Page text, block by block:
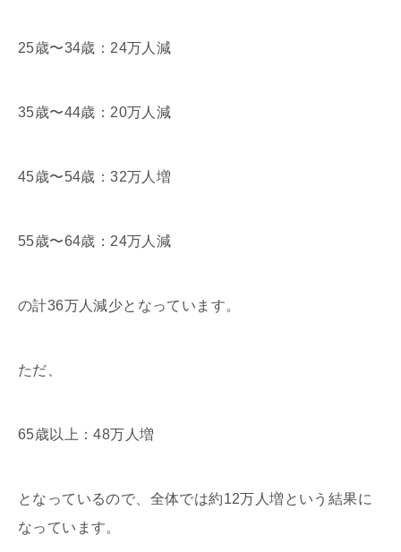
25歳〜34歳：24万人減
35歳〜44歳：20万人減
45歳〜54歳：32万人増
55歳〜64歳：24万人減
の計36万人減少となっています。
ただ、
65歳以上：48万人増
となっているので、全体では約12万人増という結果に
なっています。